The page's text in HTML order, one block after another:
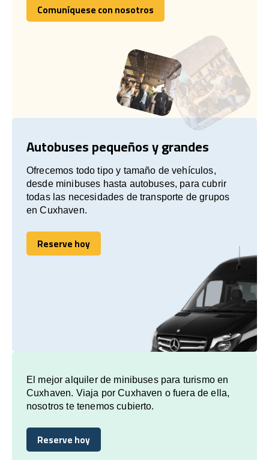
Comuníquese con nosotros
Comuníquese con nosotros
Autobuses pequeños y grandes
Ofrecemos todo tipo y tamaño de vehículos,
desde minibuses hasta autobuses, para cubrir
todas las necesidades de transporte de grupos
en Cuxhaven.
Reserve hoy
Reserve hoy
El mejor alquiler de minibuses para turismo en
Cuxhaven. Viaja por Cuxhaven o fuera de ella,
nosotros te tenemos cubierto.
Reserve hoy
Reserve hoy